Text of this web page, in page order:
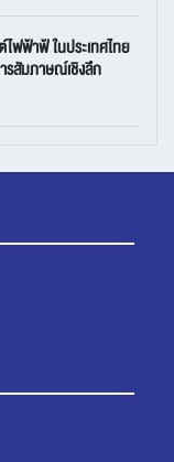
ฟฟ้าฟ้ ในประเทศไทย
รสัมภาษณ์เชิงลึก